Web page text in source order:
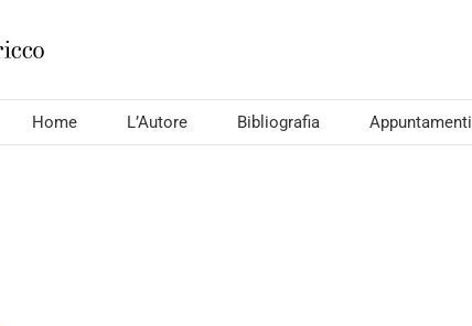
Home L’Autore Bibliografia Appuntamenti